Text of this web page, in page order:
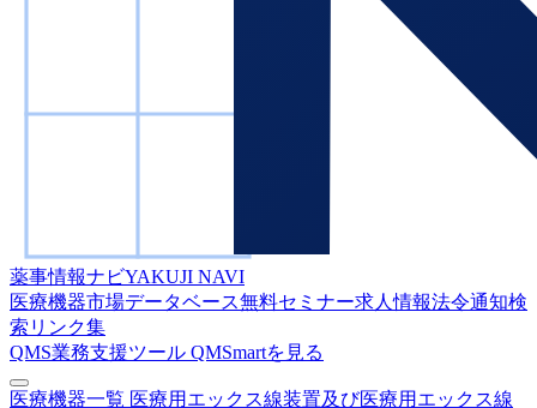
薬事情報ナビYAKUJI NAVI
医療機器市場データベース無料セミナー求人情報法令通知検
索 リンク集
QMS業務支援ツール QMSmartを見る
医療機器一覧 医療用エックス線装置及び医療用エックス線